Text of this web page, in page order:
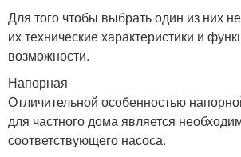
Для того чтобы выбрать один из них
их технические характеристики и
возможности.
Напорная
Отличительной особенностью
для частного дома является
соответствующего насоса.